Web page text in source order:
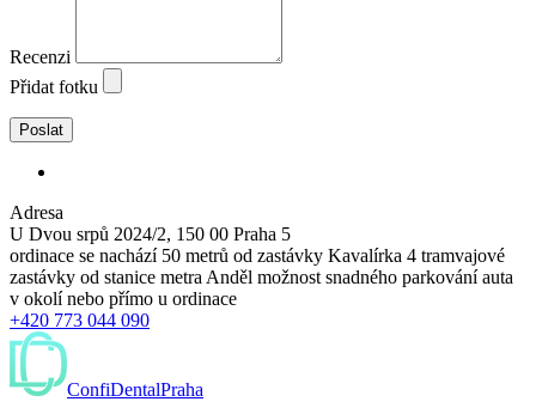
Recenzi
Přidat fotku
Adresa
U Dvou srpů 2024/2, 150 00 Praha 5
ordinace se nachází 50 metrů od zastávky Kavalírka 4 tramvajové
zastávky od stanice metra Anděl možnost snadného parkování auta
v okolí nebo přímo u ordinace
+420 773 044 090
ConfiDentalPraha